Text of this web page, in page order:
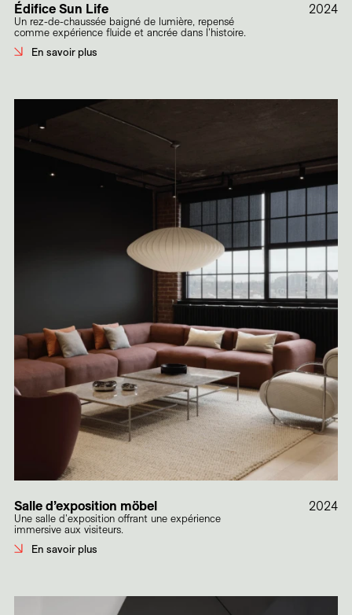
Édifice Sun Life
Un rez-de-chaussée baigné de lumière, repensé
comme expérience fluide et ancrée dans l'histoire.
En savoir plus
2024
Salle d’exposition möbel
Une salle d'exposition offrant une expérience
immersive aux visiteurs.
En savoir plus
2024